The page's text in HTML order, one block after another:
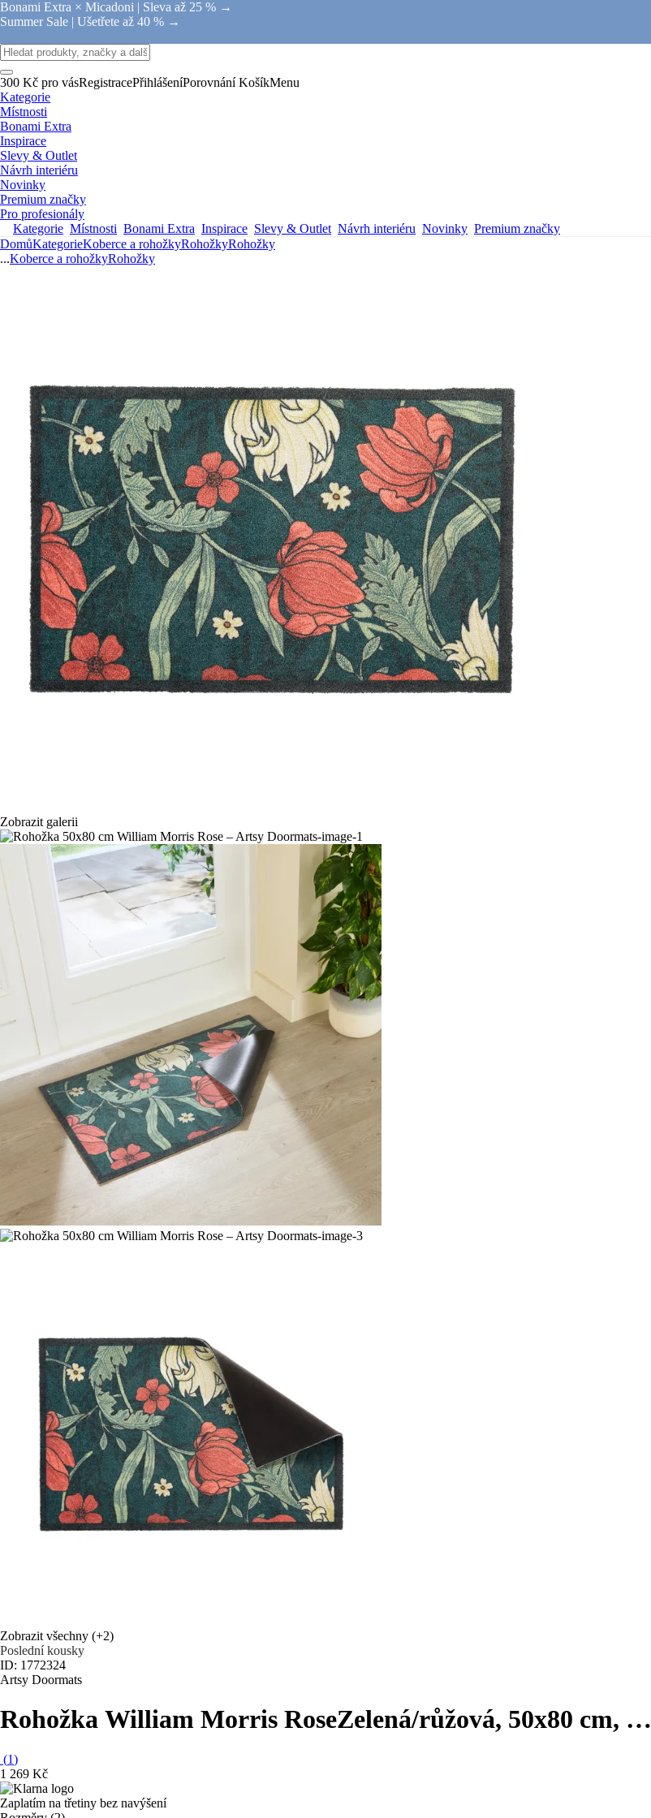
Bonami Extra × Micadoni | Sleva až 25 % →
Summer Sale | Ušetřete až 40 % →
300 Kč pro vásRegistracePřihlášeníPorovnání KošíkMenu
Kategorie
Místnosti
Bonami Extra
Inspirace
Slevy & Outlet
Návrh interiéru
Novinky
Premium značky
Pro profesionály
Kategorie Místnosti Bonami Extra Inspirace Slevy & Outlet Návrh interiéru Novinky Premium značky
DomůKategorieKoberce a rohožkyRohožkyRohožky
...Koberce a rohožkyRohožky
Zobrazit galerii
Zobrazit všechny (+2)
Poslední kousky
ID: 1772324
Artsy Doormats
Rohožka William Morris RoseZelená/růžová, 50x80 cm, …
(1)
1 269 Kč
Zaplatím na třetiny bez navýšení